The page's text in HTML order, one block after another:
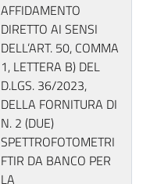
AFFIDAMENTO
DIRETTO AI SENSI
DELL’ART. 50, COMMA
1, LETTERA B) DEL
D.LGS. 36/2023,
DELLA FORNITURA DI
N. 2 (DUE)
SPETTROFOTOMETRI
FTIR DA BANCO PER
LA